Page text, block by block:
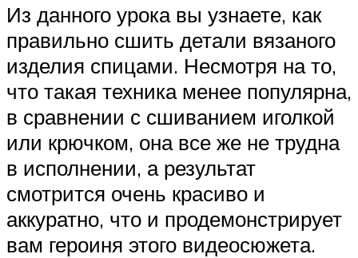
Из данного урока вы узнаете, как
правильно сшить детали вязаного
изделия спицами. Несмотря на то,
что такая техника менее популярна,
в сравнении с сшиванием иголкой
или крючком, она все же не трудна
в исполнении, а результат
смотрится очень красиво и
аккуратно, что и продемонстрирует
вам героиня этого видеосюжета.